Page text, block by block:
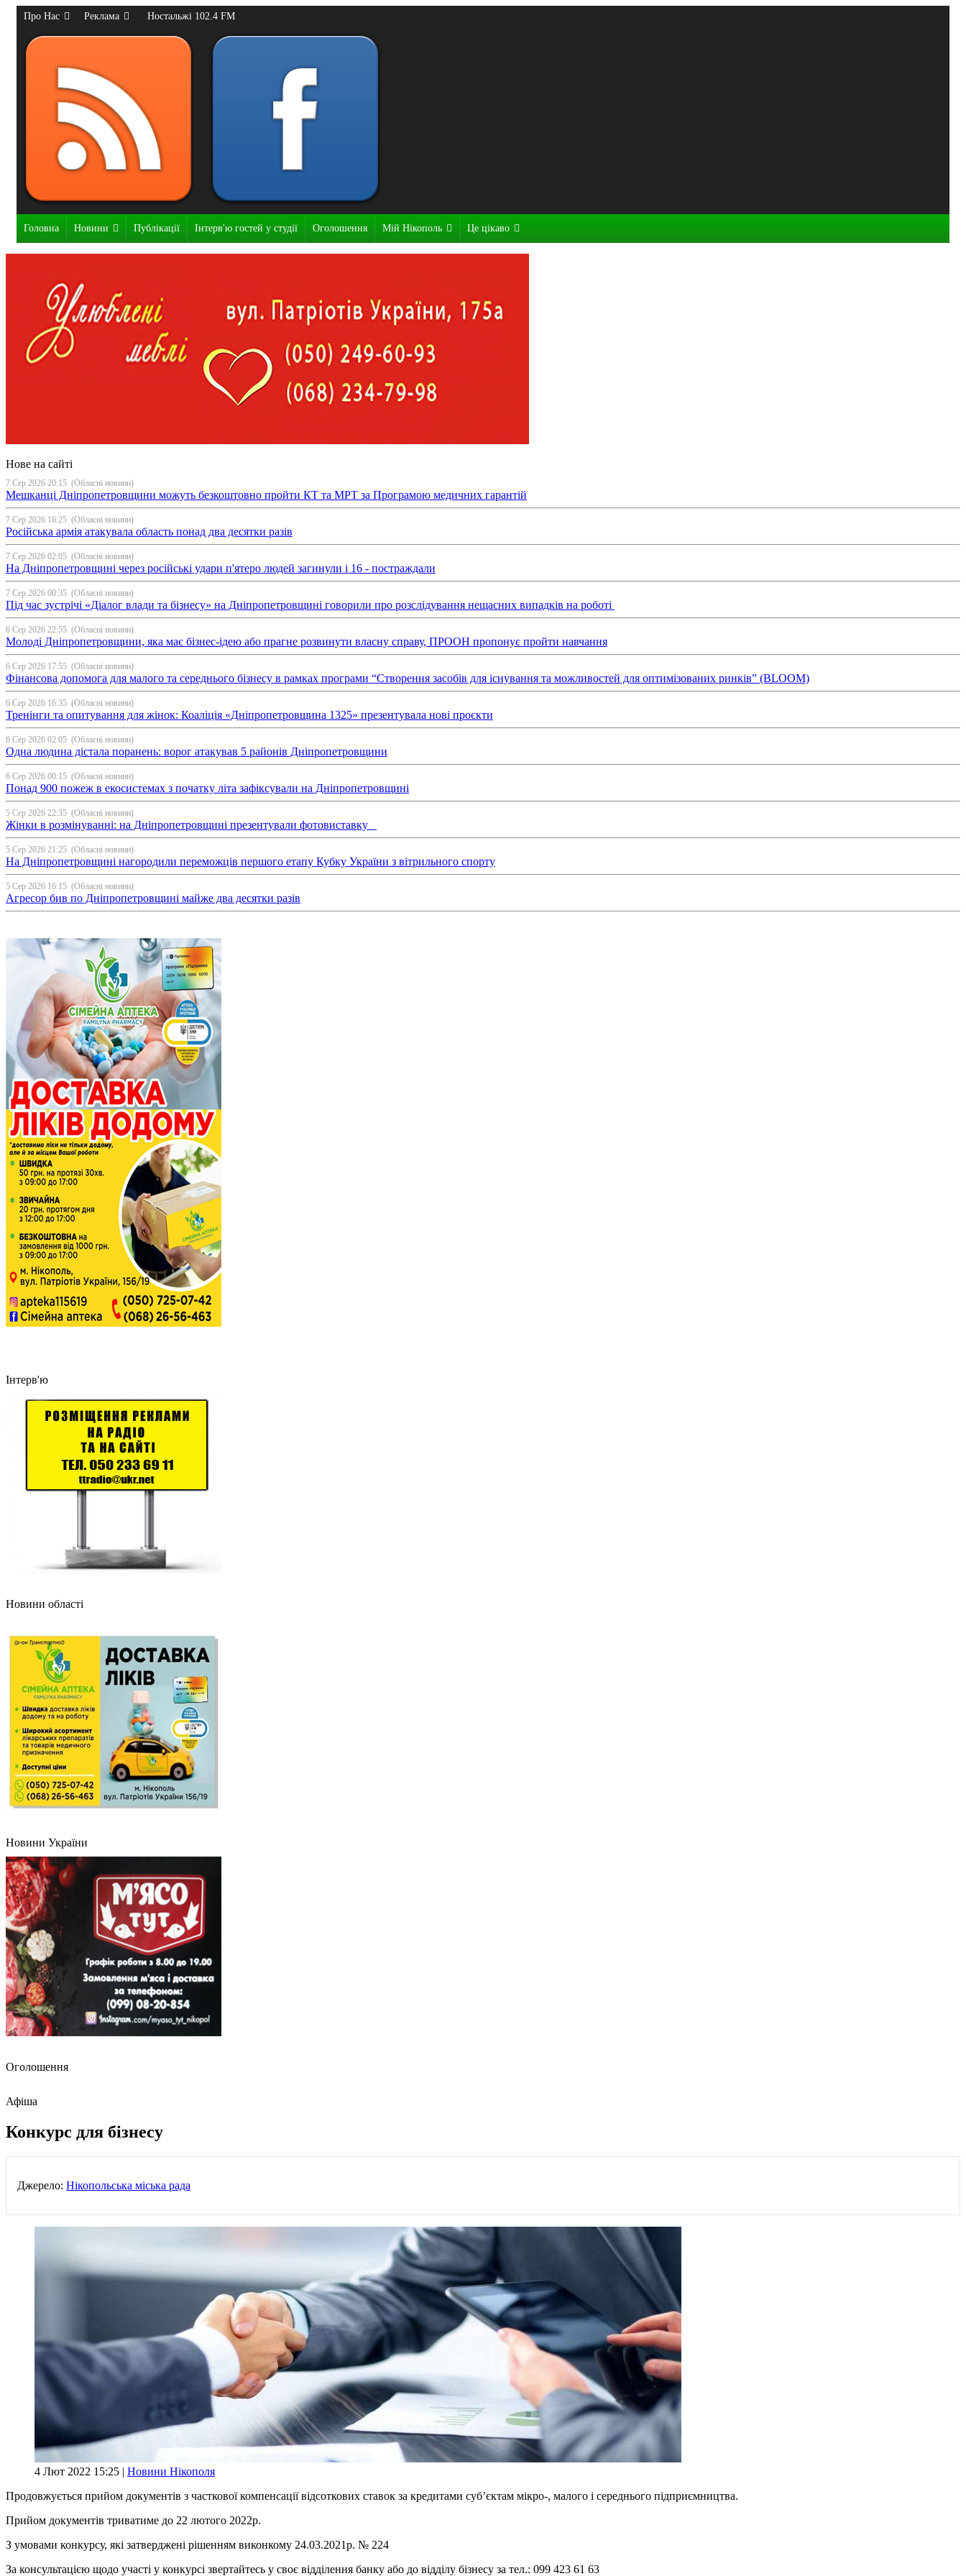
Про Нас Реклама Ностальжі 102.4 FM
Головна Новини Публікації Інтерв'ю гостей у студії Оголошення Мій Нікополь Це цікаво
Нове на сайті
7 Сер 2026 20:15 (Обласні новини)
Мешканці Дніпропетровщини можуть безкоштовно пройти КТ та МРТ за Програмою медичних гарантій
7 Сер 2026 16:25 (Обласні новини)
Російська армія атакувала область понад два десятки разів
7 Сер 2026 02:05 (Обласні новини)
На Дніпропетровщині через російські удари п'ятеро людей загинули і 16 - постраждали
7 Сер 2026 00:35 (Обласні новини)
Під час зустрічі «Діалог влади та бізнесу» на Дніпропетровщині говорили про розслідування нещасних випадків на роботі
6 Сер 2026 22:55 (Обласні новини)
Молоді Дніпропетровщини, яка має бізнес-ідею або прагне розвинути власну справу, ПРООН пропонує пройти навчання
6 Сер 2026 17:55 (Обласні новини)
Фінансова допомога для малого та середнього бізнесу в рамках програми “Створення засобів для існування та можливостей для оптимізованих ринків” (BLOOM)
6 Сер 2026 16:35 (Обласні новини)
Тренінги та опитування для жінок: Коаліція «Дніпропетровщина 1325» презентувала нові проєкти
6 Сер 2026 02:05 (Обласні новини)
Одна людина дістала поранень: ворог атакував 5 районів Дніпропетровщини
6 Сер 2026 00:15 (Обласні новини)
Понад 900 пожеж в екосистемах з початку літа зафіксували на Дніпропетровщині
5 Сер 2026 22:35 (Обласні новини)
Жінки в розмінуванні: на Дніпропетровщині презентували фотовиставку
5 Сер 2026 21:25 (Обласні новини)
На Дніпропетровщині нагородили переможців першого етапу Кубку України з вітрильного спорту
5 Сер 2026 16:15 (Обласні новини)
Агресор бив по Дніпропетровщині майже два десятки разів
Інтерв'ю
Новини області
Новини України
Оголошення
Афіша
Конкурс для бізнесу
Джерело: Нікопольська міська рада
4 Лют 2022 15:25 | Новини Нікополя
Продовжується прийом документів з часткової компенсації відсоткових ставок за кредитами суб’єктам мікро-, малого і середнього підприємництва.
Прийом документів триватиме до 22 лютого 2022р.
З умовами конкурсу, які затверджені рішенням виконкому 24.03.2021р. № 224
За консультацією щодо участі у конкурсі звертайтесь у своє відділення банку або до відділу бізнесу за тел.: 099 423 61 63